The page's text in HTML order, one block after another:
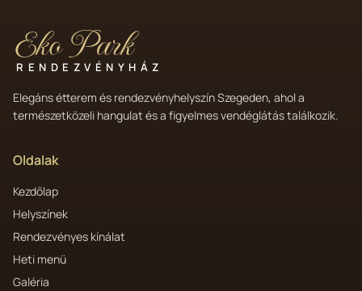
Eko Park
RENDEZVÉNYHÁZ
Elegáns étterem és rendezvényhelyszín Szegeden, ahol a
természetközeli hangulat és a figyelmes vendéglátás találkozik.
Oldalak
Kezdőlap
Helyszínek
Rendezvényes kínálat
Heti menü
Galéria